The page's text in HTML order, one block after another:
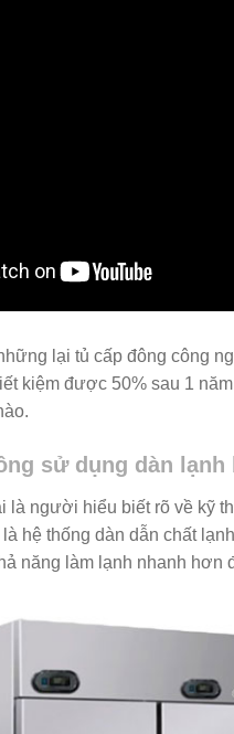
lại tủ cấp đông công
kiệm được 50% sau 1
sử dụng dàn lạnh
là người hiểu biết rõ về kỹ
hệ thống dàn dẫn chất
năng làm lạnh nhanh hơn